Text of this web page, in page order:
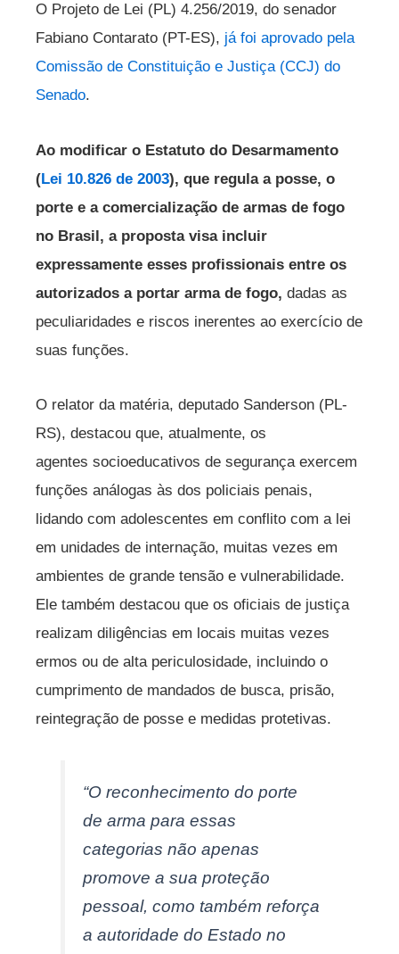
O Projeto de Lei (PL) 4.256/2019, do senador
Fabiano Contarato (PT-ES), já foi aprovado pela
Comissão de Constituição e Justiça (CCJ) do
Senado.
Ao modificar o Estatuto do Desarmamento
(Lei 10.826 de 2003), que regula a posse, o
porte e a comercialização de armas de fogo
no Brasil, a proposta visa incluir
expressamente esses profissionais entre os
autorizados a portar arma de fogo, dadas as
peculiaridades e riscos inerentes ao exercício de
suas funções.
O relator da matéria, deputado Sanderson (PL-
RS), destacou que, atualmente, os
agentes socioeducativos de segurança exercem
funções análogas às dos policiais penais,
lidando com adolescentes em conflito com a lei
em unidades de internação, muitas vezes em
ambientes de grande tensão e vulnerabilidade.
Ele também destacou que os oficiais de justiça
realizam diligências em locais muitas vezes
ermos ou de alta periculosidade, incluindo o
cumprimento de mandados de busca, prisão,
reintegração de posse e medidas protetivas.
“O reconhecimento do porte
de arma para essas
categorias não apenas
promove a sua proteção
pessoal, como também reforça
a autoridade do Estado no